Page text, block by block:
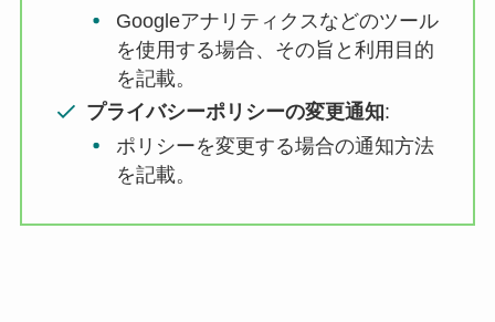
Googleアナリティクスなどのツール
を使用する場合、その旨と利用目的
を記載。
プライバシーポリシーの変更通知:
ポリシーを変更する場合の通知方法
を記載。